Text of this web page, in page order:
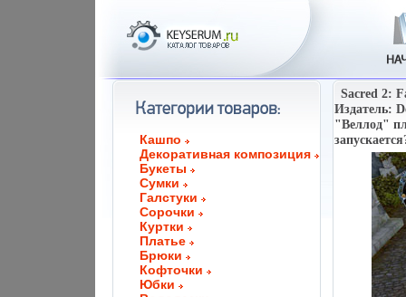
Кашпо
Декоративная композиция
Букеты
Сумки
Галстуки
Сорочки
Куртки
Платье
Брюки
Кофточки
Юбки
Sacred 2:
Издатель:
"Веллод"